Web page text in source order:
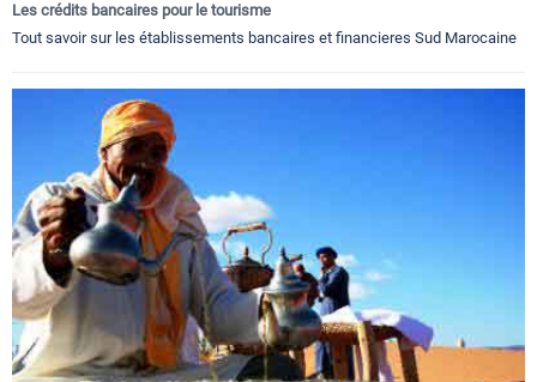
Les crédits bancaires pour le tourisme
Tout savoir sur les établissements bancaires et financieres Sud Marocaine